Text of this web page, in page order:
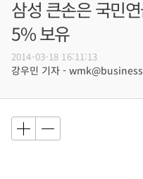
삼성 큰손은 국민
5% 보유
2014-03-18 16:11:13
강우민 기자 -